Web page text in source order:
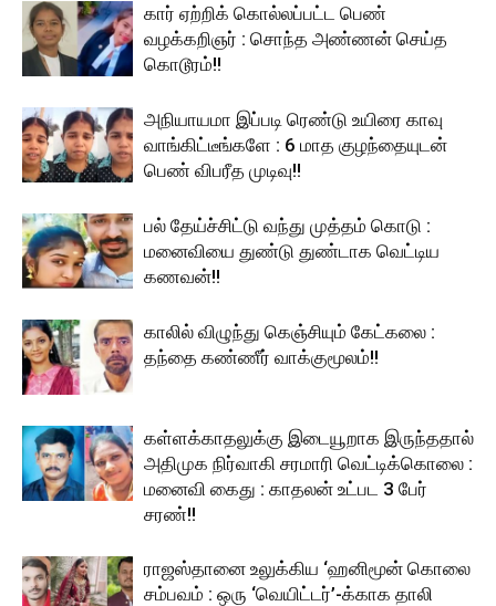
கார் ஏற்றிக் கொல்லப்பட்ட பெண்
வழக்கறிஞர் : சொந்த அண்ணன் செய்த
கொடூரம்!!
அநியாயமா இப்படி ரெண்டு உயிரை காவு
வாங்கிட்டீங்களே : 6 மாத குழந்தையுடன்
பெண் விபரீத முடிவு!!
பல் தேய்ச்சிட்டு வந்து முத்தம் கொடு :
மனைவியை துண்டு துண்டாக வெட்டிய
கணவன்!!
காலில் விழுந்து கெஞ்சியும் கேட்கலை :
தந்தை கண்ணீர் வாக்குமூலம்!!
கள்ளக்காதலுக்கு இடையூறாக இருந்ததால்
அதிமுக நிர்வாகி சரமாரி வெட்டிக்கொலை :
மனைவி கைது : காதலன் உட்பட 3 பேர்
சரண்!!
ராஜஸ்தானை உலுக்கிய ‘ஹனிமூன் கொலை
சம்பவம் : ஒரு ‘வெயிட்டர்’-க்காக தாலி